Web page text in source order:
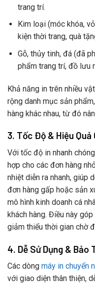
trang trí.
Kim loại (móc khóa,
kiện thời trang, quà
Gỗ, thủy tinh, đá (đã
phẩm trang trí, đồ lưu
Khả năng in trên nhiều
rộng danh mục sản
hàng khác nhau, từ đó
3. Tốc Độ & Hiệu
Với tốc độ in nhanh
hợp cho các đơn hàng
nhiệt diễn ra nhanh, giúp
đơn hàng gấp hoặc sản
mô hình kinh doanh cá
khách hàng. Điều này
giảm thiểu thời gian chờ
4. Dễ Sử Dụng & Bảo
Các dòng máy in chuyển
với giao diện thân thiện,